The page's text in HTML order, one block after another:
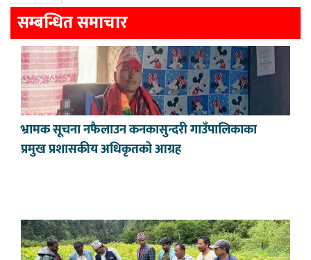
सम्बन्धित समाचार
भ्रामक सूचना नफैलाउन कनकासुन्दरी गाउँपालिकाका
प्रमुख प्रशासकीय अधिकृतको आग्रह